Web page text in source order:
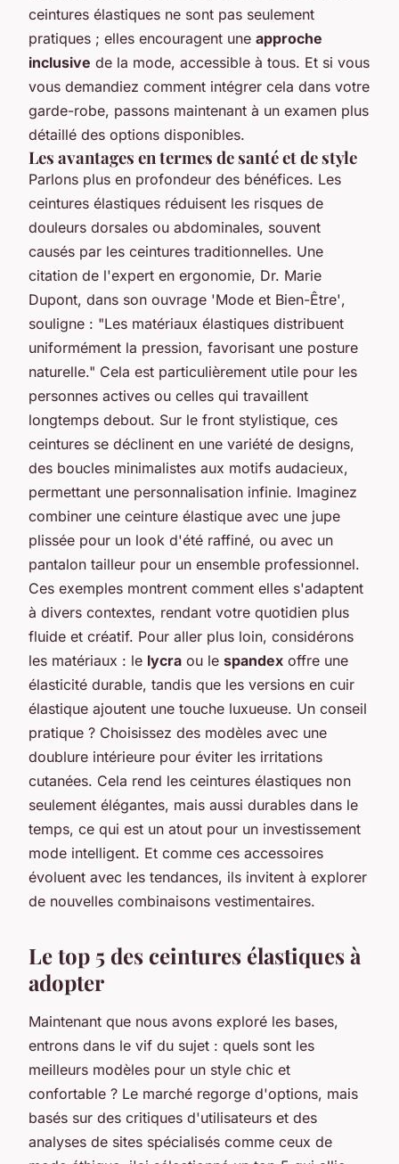
ceintures élastiques ne sont pas seulement
pratiques ; elles encouragent une approche
inclusive de la mode, accessible à tous. Et si vous
vous demandiez comment intégrer cela dans votre
garde-robe, passons maintenant à un examen plus
détaillé des options disponibles.
Les avantages en termes de santé et de style
Parlons plus en profondeur des bénéfices. Les
ceintures élastiques réduisent les risques de
douleurs dorsales ou abdominales, souvent
causés par les ceintures traditionnelles. Une
citation de l'expert en ergonomie, Dr. Marie
Dupont, dans son ouvrage 'Mode et Bien-Être',
souligne : "Les matériaux élastiques distribuent
uniformément la pression, favorisant une posture
naturelle." Cela est particulièrement utile pour les
personnes actives ou celles qui travaillent
longtemps debout. Sur le front stylistique, ces
ceintures se déclinent en une variété de designs,
des boucles minimalistes aux motifs audacieux,
permettant une personnalisation infinie. Imaginez
combiner une ceinture élastique avec une jupe
plissée pour un look d'été raffiné, ou avec un
pantalon tailleur pour un ensemble professionnel.
Ces exemples montrent comment elles s'adaptent
à divers contextes, rendant votre quotidien plus
fluide et créatif. Pour aller plus loin, considérons
les matériaux : le lycra ou le spandex offre une
élasticité durable, tandis que les versions en cuir
élastique ajoutent une touche luxueuse. Un conseil
pratique ? Choisissez des modèles avec une
doublure intérieure pour éviter les irritations
cutanées. Cela rend les ceintures élastiques non
seulement élégantes, mais aussi durables dans le
temps, ce qui est un atout pour un investissement
mode intelligent. Et comme ces accessoires
évoluent avec les tendances, ils invitent à explorer
de nouvelles combinaisons vestimentaires.
Le top 5 des ceintures élastiques à
adopter
Maintenant que nous avons exploré les bases,
entrons dans le vif du sujet : quels sont les
meilleurs modèles pour un style chic et
confortable ? Le marché regorge d'options, mais
basés sur des critiques d'utilisateurs et des
analyses de sites spécialisés comme ceux de